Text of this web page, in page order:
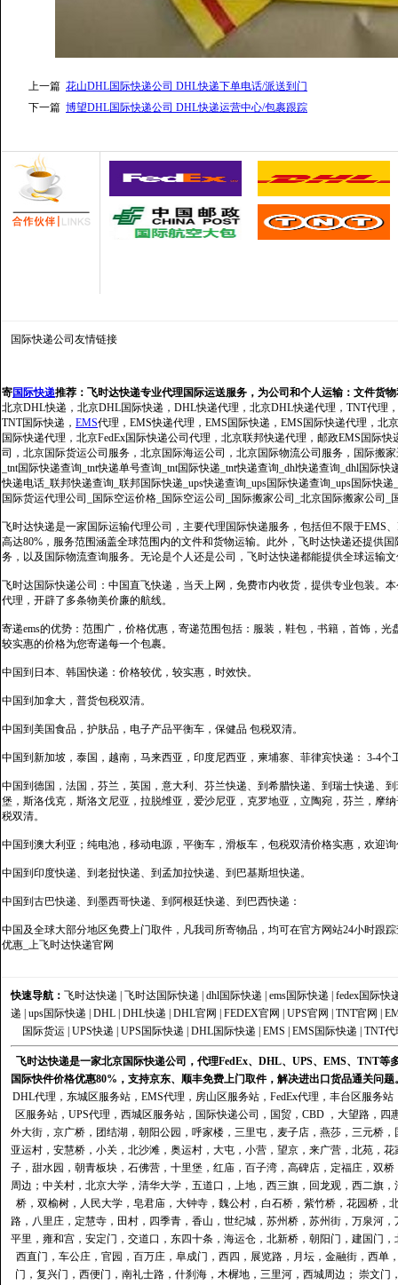
上一篇 花山DHL国际快递公司 DHL快递下单电话/派送到门
下一篇 博望DHL国际快递公司 DHL快递运营中心/包裹跟踪
国际快递公司 友情链接
寄国际快递推荐： 飞时达快递专业代理国际运送服务，为公司和个人运输：文件货
北京DHL快递，北京DHL国际快递，DHL快递代理，北京DHL快递代理，TNT代理
TNT国际快递， EMS代理，EMS快递代理，EMS国际快递，EMS国际快递代理，北
国际快递代理，北京FedEx国际快递公司代理，北京联邦快递代理，邮政EMS国际
司，北京国际货运公司服务，北京国际海运公司，北京国际物流公司服务，国际搬
_tnt国际快递查询_tnt快递单号查询_tnt国际快递_tnt快递查询_dhl快递查询_dhl国际
快递电话_联邦快递查询_联邦国际快递_ups快递查询_ups国际快递查询_ups国际快
国际货运代理公司_国际空运价格_国际空运公司_国际搬家公司_北京国际搬家公司_
飞时达快递是一家国际运输代理公司，主要代理国际快递服务，包括但不限于EMS
高达80%，服务范围涵盖全球范围内的文件和货物运输。此外，飞时达快递还提供
务，以及国际物流查询服务。无论是个人还是公司，飞时达快递都能提供全球运输
飞时达国际快递公司：中国直飞快递，当天上网，免费市内收货，提供专业包装。
代理，开辟了多条物美价廉的航线。
寄递ems的优势：范围广，价格优惠，寄递范围包括：服装，鞋包，书籍，首饰，
较实惠的价格为您寄递每一个包裹。
中国到日本、韩国快递：价格较优，较实惠，时效快。
中国到加拿大，普货包税双清。
中国到美国食品，护肤品，电子产品平衡车，保健品 包税双清。
中国到新加坡，泰国，越南，马来西亚，印度尼西亚，柬埔寨、菲律宾快递： 3-4个
中国到德国，法国，芬兰，英国，意大利、芬兰快递、到希腊快递、到瑞士快递、
堡，斯洛伐克，斯洛文尼亚，拉脱维亚，爱沙尼亚，克罗地亚，立陶宛，芬兰，摩
税双清。
中国到澳大利亚；纯电池，移动电源，平衡车，滑板车，包税双清价格实惠，欢迎
中国到印度快递、到老挝快递、到孟加拉快递、到巴基斯坦快递。
中国到古巴快递、到墨西哥快递、到阿根廷快递、到巴西快递：
中国及全球大部分地区免费上门取件，凡我司所寄物品，均可在官方网站24小时跟
优惠_上飞时达快递官网
快速导航： 飞时达快递 飞时达国际快递 dhl国际快递 ems国际快递
fedex国际快
递
ups国际快递 DHL DHL快递 DHL官网 FEDEX官网 UPS官网 TNT官网
国际货运| UPS快递 UPS国际快递 DHL国际快递 EMS EMS国际快递 TNT代
飞时达快递是一家北京国际快递公司，代理FedEx、DHL、UPS、EMS、TNT
国际快件价格优惠80%，支持京东、顺丰免费上门取件，解决进出口货品通关问题
DHL代理 ， 东城区服务站 ， EMS代理 ， 房山区服务站 ， FedEx代理 ， 丰台区服务站
区服务站， UPS代理 ， 西城区服务站， 国际快递公司 ，国贸，CBD ，大望路，
外大街，京广桥，团结湖，朝阳公园，呼家楼，三里屯，麦子店，燕莎，三元桥
亚运村，安慧桥，小关，北沙滩，奥运村，大屯，小营，望京，来广营，北苑，
子，甜水园，朝青板块，石佛营，十里堡，红庙，百子湾，高碑店，定福庄，双
周边；中关村，北京大学，清华大学，五道口，上地，西三旗，回龙观，西二旗
桥，双榆树，人民大学，皂君庙，大钟寺，魏公村，白石桥，紫竹桥，花园桥
路，八里庄，定慧寺，田村，四季青，香山，世纪城，苏州桥，苏州街，万泉河
平里，雍和宫，安定门，交道口，东四十条，海运仓，北新桥，朝阳门，建国门
西直门，车公庄，官园，百万庄，阜成门，西四，展览路，月坛，金融街，西
门，复兴门，西便门，南礼士路，什刹海，木樨地，三里河，西城周边； 崇文